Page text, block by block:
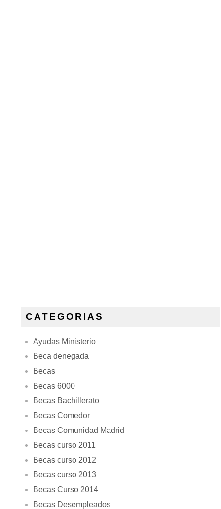
CATEGORIAS
Ayudas Ministerio
Beca denegada
Becas
Becas 6000
Becas Bachillerato
Becas Comedor
Becas Comunidad Madrid
Becas curso 2011
Becas curso 2012
Becas curso 2013
Becas Curso 2014
Becas Desempleados